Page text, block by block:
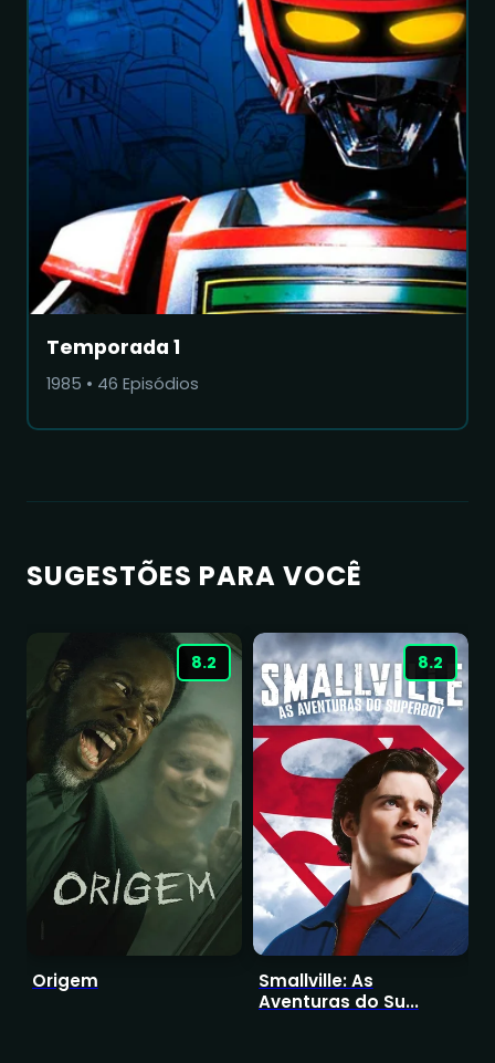
Temporada 1
1985 • 46 Episódios
SUGESTÕES PARA VOCÊ
8.2
Origem
8.2
Smallville: As
Aventuras do Su...